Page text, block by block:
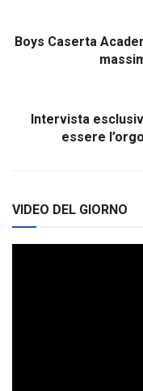
Boys Caserta
Intervista
essere
VIDEO DEL GIORNO